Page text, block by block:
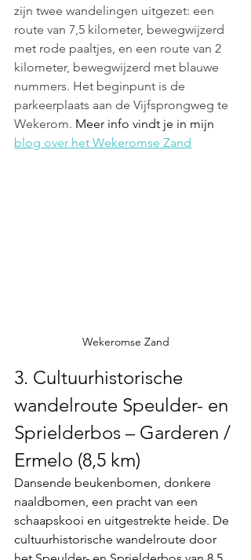
zijn twee wandelingen uitgezet: een
route van 7,5 kilometer, bewegwijzerd
met rode paaltjes, en een route van 2
kilometer, bewegwijzerd met blauwe
nummers. Het beginpunt is de
parkeerplaats aan de Vijfsprongweg te
Wekerom. Meer info vindt je in mijn
blog over het Wekeromse Zand
Wekeromse Zand
3. Cultuurhistorische
wandelroute Speulder- en
Sprielderbos – Garderen /
Ermelo (8,5 km)
Dansende beukenbomen, donkere
naaldbomen, een pracht van een
schaapskooi en uitgestrekte heide. De
cultuurhistorische wandelroute door